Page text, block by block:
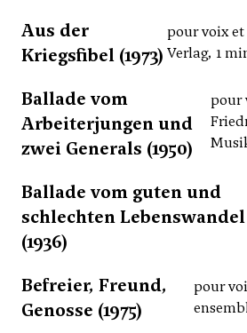
Aus der
Kriegsfibel (1973)
pour voix
Verlag, 1
Ballade vom
Arbeiterjungen und
zwei Generals (1950)
pour
Ballade vom guten und
schlechten Lebenswandel
(1936)
Befreier, Freund,
Genosse (1975)
pour